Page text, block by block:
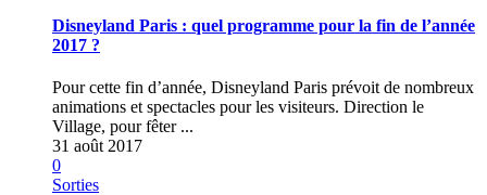
Disneyland Paris : quel programme pour la fin de l’année
2017 ?
Pour cette fin d’année, Disneyland Paris prévoit de nombreux
animations et spectacles pour les visiteurs. Direction le
Village, pour fêter ...
31 août 2017
0
Sorties